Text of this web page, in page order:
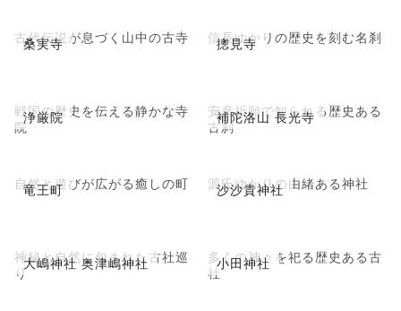
桑実寺
古代伝説が息づく山中の古寺 摠見寺
信長ゆかりの歴史を刻む名刹
浄厳院
戦国の歴史を伝える静かな寺
院
補陀洛山 長光寺
安産祈願で知られる歴史ある
古刹
竜王町
自然と遊びが広がる癒しの町 沙沙貴神社
源氏ゆかりの由緒ある神社
大嶋神社 奥津嶋神社
神秘と自然に包まれた古社巡
り
小田神社
多くの神々を祀る歴史ある古
社